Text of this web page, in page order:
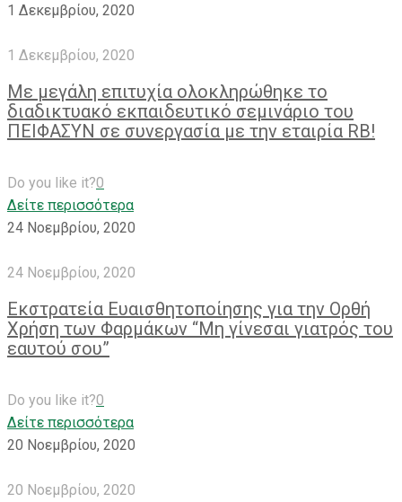
1 Δεκεμβρίου, 2020
1 Δεκεμβρίου, 2020
Με μεγάλη επιτυχία ολοκληρώθηκε το
διαδικτυακό εκπαιδευτικό σεμινάριο του
ΠΕΙΦΑΣΥΝ σε συνεργασία με την εταιρία RB!
Do you like it?0
Δείτε περισσότερα
24 Νοεμβρίου, 2020
24 Νοεμβρίου, 2020
Εκστρατεία Ευαισθητοποίησης για την Ορθή
Χρήση των Φαρμάκων “Μη γίνεσαι γιατρός του
εαυτού σου”
Do you like it?0
Δείτε περισσότερα
20 Νοεμβρίου, 2020
20 Νοεμβρίου, 2020